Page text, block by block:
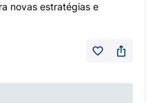
novas estratégias e